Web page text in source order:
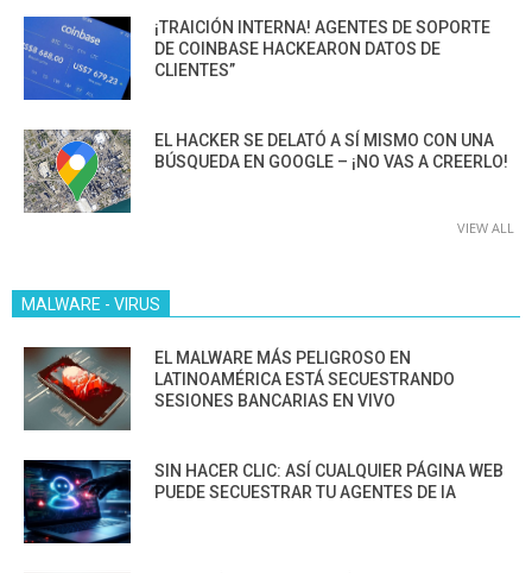
¡TRAICIÓN INTERNA! AGENTES DE SOPORTE
DE COINBASE HACKEARON DATOS DE
CLIENTES”
EL HACKER SE DELATÓ A SÍ MISMO CON UNA
BÚSQUEDA EN GOOGLE – ¡NO VAS A CREERLO!
VIEW ALL
MALWARE - VIRUS
EL MALWARE MÁS PELIGROSO EN
LATINOAMÉRICA ESTÁ SECUESTRANDO
SESIONES BANCARIAS EN VIVO
SIN HACER CLIC: ASÍ CUALQUIER PÁGINA WEB
PUEDE SECUESTRAR TU AGENTES DE IA